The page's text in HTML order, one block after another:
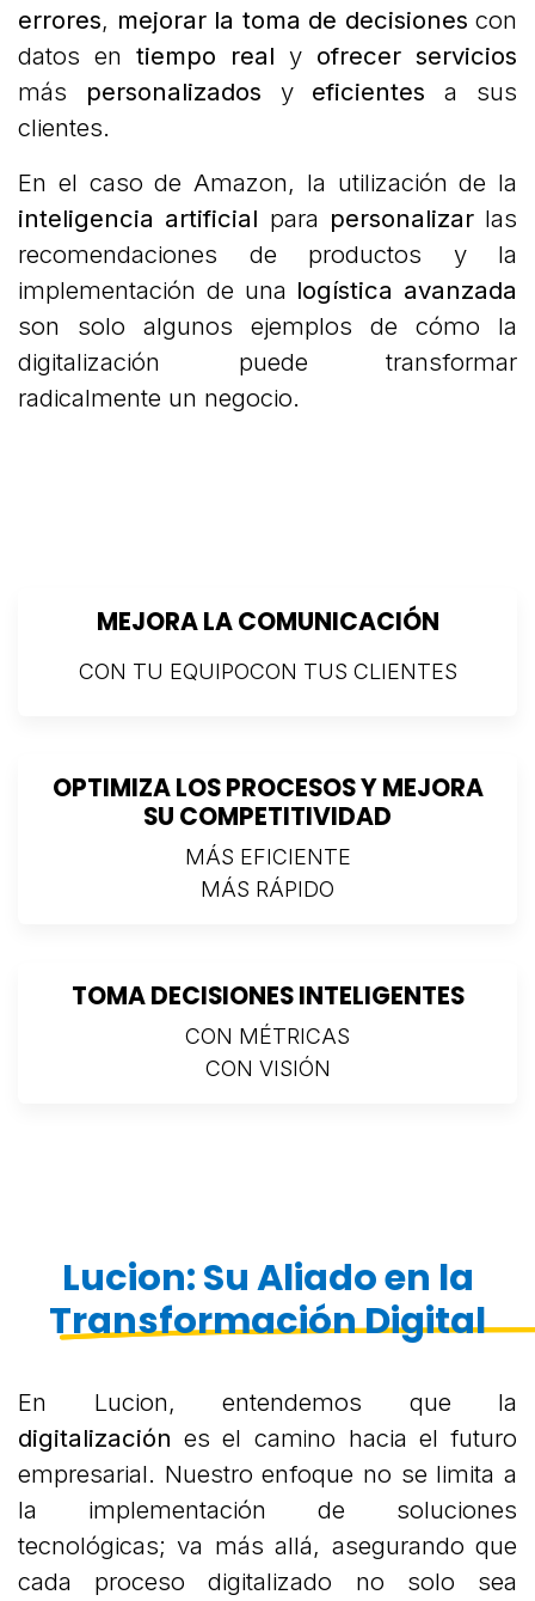
errores, mejorar la toma de decisiones con
datos en tiempo real y ofrecer servicios
más personalizados y eficientes a sus
clientes.
En el caso de Amazon, la utilización de la
inteligencia artificial para personalizarlas
recomendaciones de productos y la
implementación de una logística avanzada
son solo algunos ejemplos de cómo la
digitalización puede transformar
radicalmente un negocio.
MEJORA LA COMUNICACIÓN
CON TU EQUIPOCON TUS CLIENTES
OPTIMIZA LOS PROCESOS Y MEJORA
SU COMPETITIVIDAD
MÁS EFICIENTE
MÁS RÁPIDO
TOMA DECISIONES INTELIGENTES
CON MÉTRICAS
CON VISIÓN
Lucion: Su Aliado en la
Transformación Digital​
En Lucion, entendemos que la
digitalización es el camino hacia el futuro
empresarial. Nuestro enfoque no se limita a
la implementación de soluciones
tecnológicas; va más allá, asegurando que
cada proceso digitalizado no solo sea